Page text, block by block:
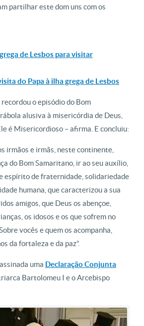
partilhar este dom uns com os
de Lesbos para visitar
do Papa à ilha grega de Lesbos
recordou o episódio do Bom
alusiva à misericórdia de Deus,
é Misericordioso – afirma. E concluiu:
irmãos e irmãs, neste continente,
do Bom Samaritano, ir ao seu auxílio,
espírito de fraternidade, solidariedade
humana, que caracterizou a sua
amigos, que Deus os abençoe,
os idosos e os que sofrem no
vocês e quem os acompanha,
da fortaleza e da paz”.
uma Declaração Conjunta
Bartolomeu I e o Arcebispo